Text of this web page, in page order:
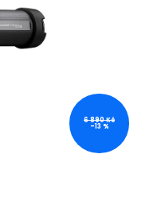
6 890 Kč
–13 %